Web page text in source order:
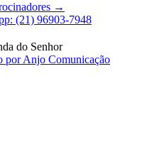
→
(21) 96903-7948
do Senhor
por Anjo Comunicação